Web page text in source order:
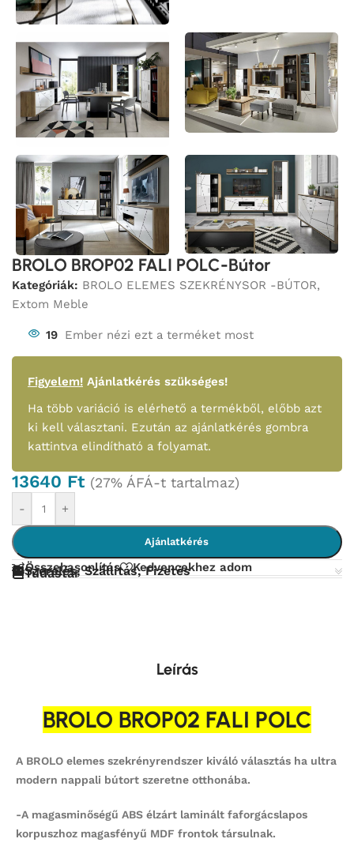
BROLO BROP02 FALI POLC-Bútor
Kategóriák: BROLO ELEMES SZEKRÉNYSOR -BÚTOR,
Extom Meble
19 Ember nézi ezt a terméket most
Figyelem! Ajánlatkérés szükséges!
Ha több variáció is elérhető a termékből, előbb azt
ki kell választani. Ezután az ajánlatkérés gombra
kattintva elindítható a folyamat.
13640 Ft (27% ÁFÁ-t tartalmaz)
- +
Ajánlatkérés
Összehasonlítás Kedvencekhez adom
Szerelés, Szállítás, Fizetés
Tudástár
Leírás
BROLO BROP02 FALI POLC
A BROLO elemes szekrényrendszer kiváló választás ha ultra
modern nappali bútort szeretne otthonába.
-A magasminőségű ABS élzárt laminált faforgácslapos
korpuszhoz magasfényű MDF frontok társulnak.